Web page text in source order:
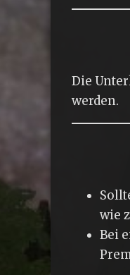
Die
werden.
wie
Bei